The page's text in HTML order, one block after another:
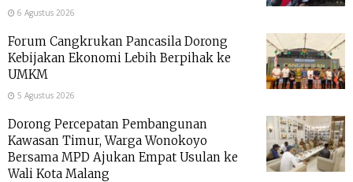
6 Agustus 2026
Forum Cangkrukan Pancasila Dorong
Kebijakan Ekonomi Lebih Berpihak ke
UMKM
5 Agustus 2026
Dorong Percepatan Pembangunan
Kawasan Timur, Warga Wonokoyo
Bersama MPD Ajukan Empat Usulan ke
Wali Kota Malang